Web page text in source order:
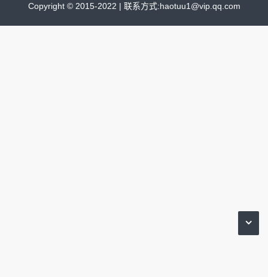
Copyright © 2015-2022 | 联系方式:haotuu1@vip.qq.com